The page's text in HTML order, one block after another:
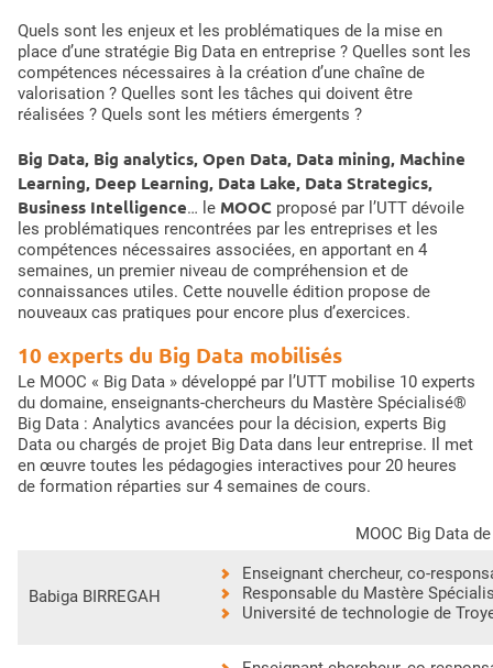
Quels sont les enjeux et les problématiques de la mise en
place d’une stratégie Big Data en entreprise ? Quelles sont les
compétences nécessaires à la création d’une chaîne de
valorisation ? Quelles sont les tâches qui doivent être
réalisées ? Quels sont les métiers émergents ?
Big Data, Big analytics, Open Data, Data mining, Machine
Learning, Deep Learning, Data Lake, Data Strategics,
Business Intelligence… le MOOC proposé par l’UTT dévoile
les problématiques rencontrées par les entreprises et les
compétences nécessaires associées, en apportant en 4
semaines, un premier niveau de compréhension et de
connaissances utiles. Cette nouvelle édition propose de
nouveaux cas pratiques pour encore plus d’exercices.
10 experts du Big Data mobilisés
Le MOOC « Big Data » développé par l’UTT mobilise 10 experts
du domaine, enseignants-chercheurs du Mastère Spécialisé®
Big Data : Analytics avancées pour la décision, experts Big
Data ou chargés de projet Big Data dans leur entreprise. Il met
en œuvre toutes les pédagogies interactives pour 20 heures
de formation réparties sur 4 semaines de cours.
MOOC Big Data
Babiga BIRREGAH
Enseignant chercheur, co-
Responsable du Mastère
Université de technologie de